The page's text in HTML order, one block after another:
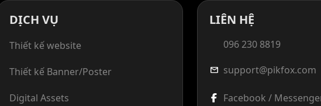
DỊCH VỤ
Thiết kế website
Thiết kế Banner/Poster
Digital Assets
LIÊN HỆ
096 230 8819
mail support@pikfox.com
Facebook /